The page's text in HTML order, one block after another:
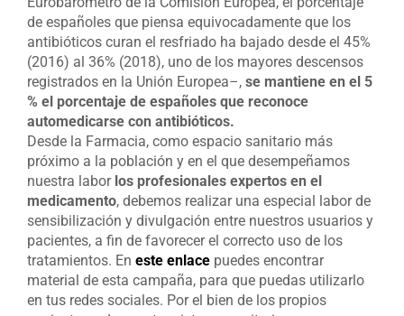
de españoles que piensa equivocadamente que los
antibióticos curan el resfriado ha bajado desde el 45%
(2016) al 36% (2018), uno de los mayores descensos
registrados en la Unión Europea–, se mantiene en el 5
% el porcentaje de españoles que reconoce
automedicarse con antibióticos.
Desde la Farmacia, como espacio sanitario más
próximo a la población y en el que desempeñamos
nuestra laborlos profesionales expertos en el
medicamento, debemos realizar una especial labor de
sensibilización y divulgación entre nuestros usuarios y
pacientes, a fin de favorecer el correcto uso de los
tratamientos. En este enlace puedes encontrar
material de esta campaña, para que puedas utilizarlo
en tus redes sociales. Por el bien de los propios